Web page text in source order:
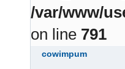
/var/www/
on line 791
cowimpum